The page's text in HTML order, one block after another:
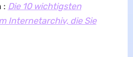
: Die 10 wichtigsten
Internetarchiv, die Sie